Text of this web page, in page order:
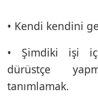
• Kendi kendini
• Şimdiki işi
dürüstçe
tanımlamak.